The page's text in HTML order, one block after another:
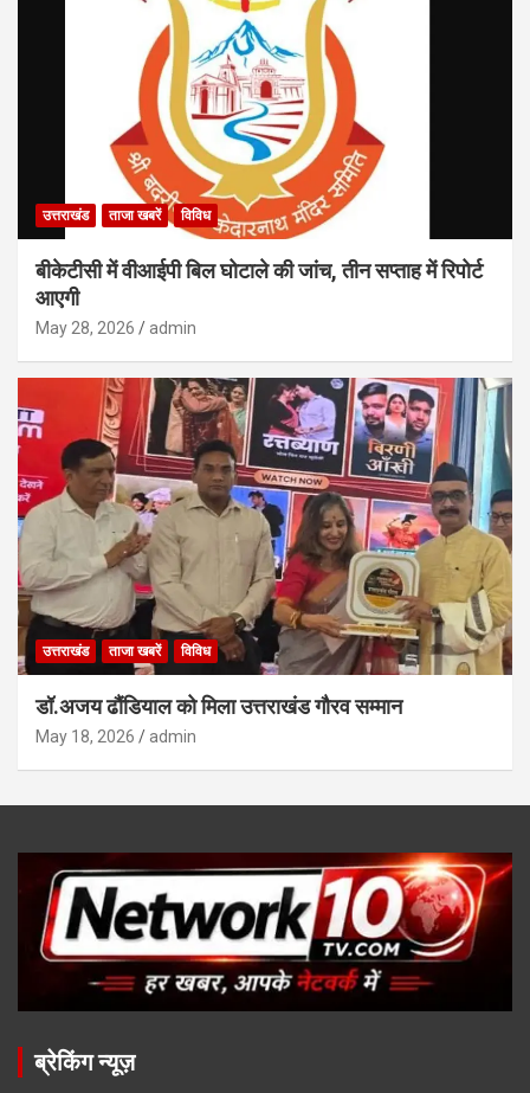
उत्तराखंड ताजा खबरें विविध
बीकेटीसी में वीआईपी बिल घोटाले की जांच, तीन सप्ताह में रिपोर्ट
आएगी
May 28, 2026 admin
उत्तराखंड ताजा खबरें विविध
डॉ.अजय ढौंडियाल को मिला उत्तराखंड गौरव सम्मान
May 18, 2026 admin
ब्रेकिंग न्यूज़